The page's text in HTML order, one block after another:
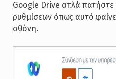
Google Drive απλά
ρυθμίσεων όπως αυτό
οθόνη.